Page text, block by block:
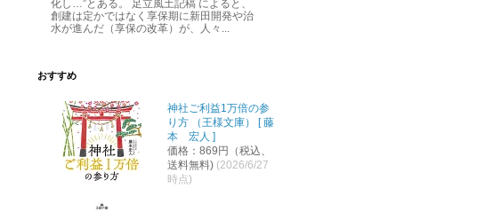
化し…”とある。 足立風土記稿 によると、
創建は定かではなく享保期に新田開発や治
水が進んだ（享保の改革）が、人々...
おすすめ
神社ご利益1万倍の参
り方 （王様文庫） [ 藤
本 宏人 ]
価格：869円（税込、
送料無料) (2026/6/27
時点)